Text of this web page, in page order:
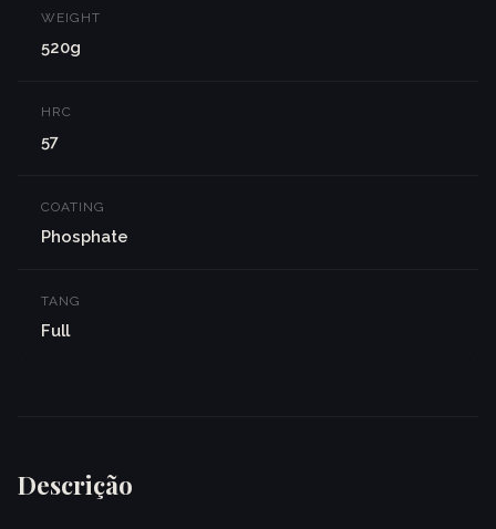
WEIGHT
520g
HRC
57
COATING
Phosphate
TANG
Full
Descrição